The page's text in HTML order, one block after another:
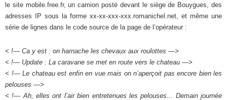
le site mobile.free.fr, un camion posté devant le siège de Bouygues, des
adresses IP sous la forme xx-xx-xxx-xxx.romanichel.net, et même une
série de lignes dans le code source de la page de l’opérateur :
< !— Ca y est : on harnache les chevaux aux roulottes —>
< !— Update : La caravane se met en route vers le chateau —>
< !— Le chateau est enfin en vue mais on n’aperçoit pas encore bien les
pelouses —>
< !— Ah, elles ont l’air bien entretenues les pelouses... Demain journée